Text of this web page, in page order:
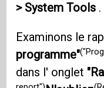
> System Tools .
Examinons le
programme"
dans l' onglet